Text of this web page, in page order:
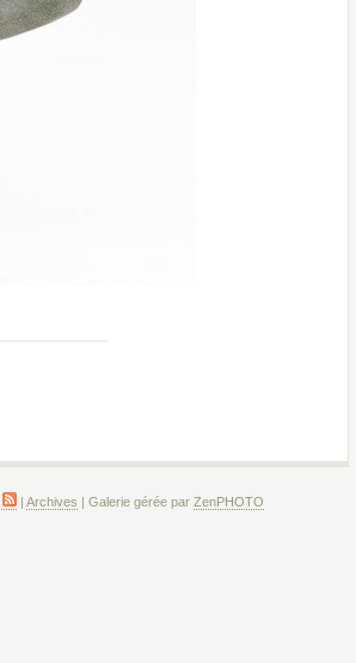
| Archives | Galerie gérée par ZenPHOTO